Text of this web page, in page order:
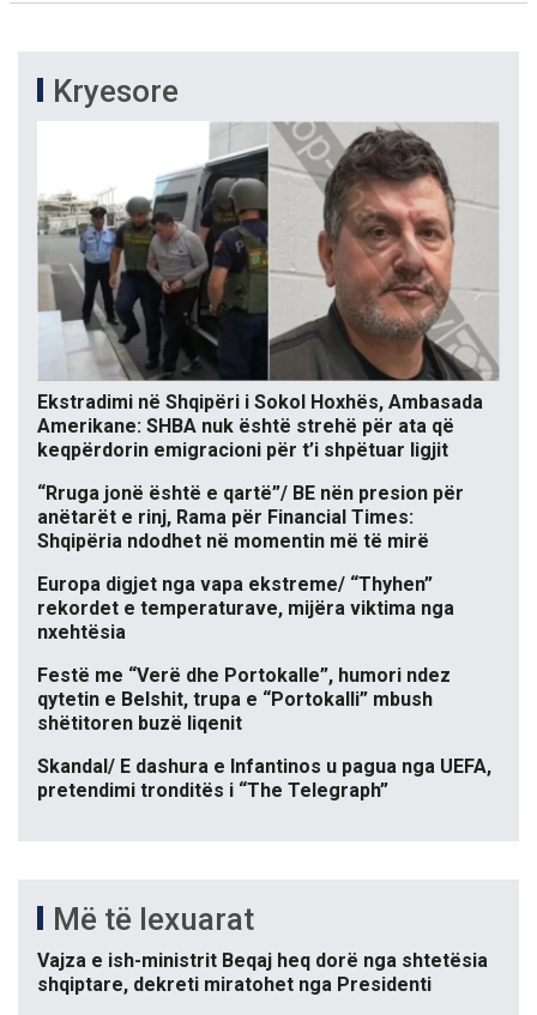
Kryesore
Ekstradimi në Shqipëri i Sokol Hoxhës, Ambasada
Amerikane: SHBA nuk është strehë për ata që
keqpërdorin emigracioni për t’i shpëtuar ligjit
“Rruga jonë është e qartë”/ BE nën presion për
anëtarët e rinj, Rama për Financial Times:
Shqipëria ndodhet në momentin më të mirë
Europa digjet nga vapa ekstreme/ “Thyhen”
rekordet e temperaturave, mijëra viktima nga
nxehtësia
Festë me “Verë dhe Portokalle”, humori ndez
qytetin e Belshit, trupa e “Portokalli” mbush
shëtitoren buzë liqenit
Skandal/ E dashura e Infantinos u pagua nga UEFA,
pretendimi tronditës i “The Telegraph”
Më të lexuarat
Vajza e ish-ministrit Beqaj heq dorë nga shtetësia
shqiptare, dekreti miratohet nga Presidenti